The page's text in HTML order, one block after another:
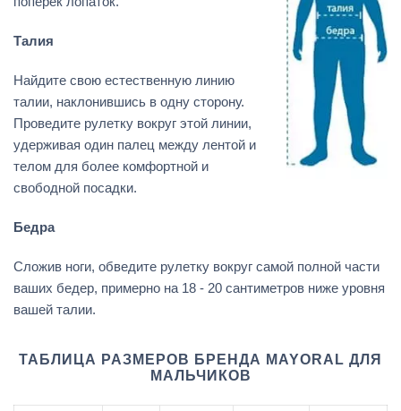
Талия
Найдите свою естественную линию
талии, наклонившись в одну сторону.
Проведите рулетку вокруг этой линии,
удерживая один палец между лентой и
телом для более комфортной и
свободной посадки.
Бедра
Сложив ноги, обведите рулетку вокруг самой полной части
ваших бедер, примерно на 18 - 20 сантиметров ниже уровня
вашей талии.
ТАБЛИЦА РАЗМЕРОВ БРЕНДА MAYORAL ДЛЯ
МАЛЬЧИКОВ